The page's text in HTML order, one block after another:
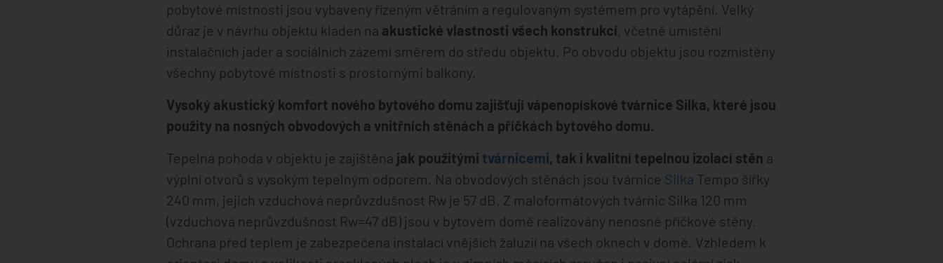
pobytové místnosti jsou vybaveny řízeným větráním a regulovaným systémem pro vytápění. Velký
důraz je v návrhu objektu kladen na akustické vlastnosti všech konstrukcí, včetně umístění
instalačních jader a sociálních zázemí směrem do středu objektu. Po obvodu objektu jsou rozmístěny
všechny pobytové místnosti s prostornými balkony.
Vysoký akustický komfort nového bytového domu zajišťují vápenopískové tvárnice Silka, které jsou
použity na nosných obvodových a vnitřních stěnách a příčkách bytového domu.
Tepelná pohoda v objektu je zajištěna jak použitými tvárnicemi, tak i kvalitní tepelnou izolací stěn a
výplní otvorů s vysokým tepelným odporem. Na obvodových stěnách jsou tvárnice Silka Tempo šířky
240 mm, jejich vzduchová neprůvzdušnost Rw je 57 dB. Z maloformátových tvárnic Silka 120 mm
(vzduchová neprůvzdušnost Rw=47 dB) jsou v bytovém domě realizovány nenosné příčkové stěny.
Ochrana před teplem je zabezpečena instalací vnějších žaluzií na všech oknech v domě. Vzhledem k